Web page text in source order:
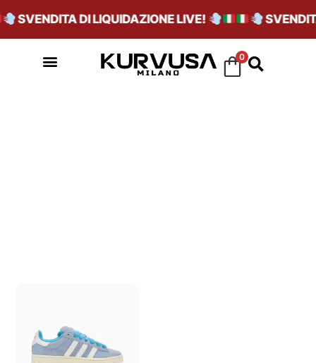
SVENDITA DI LIQUIDAZIONE LIVE!
0